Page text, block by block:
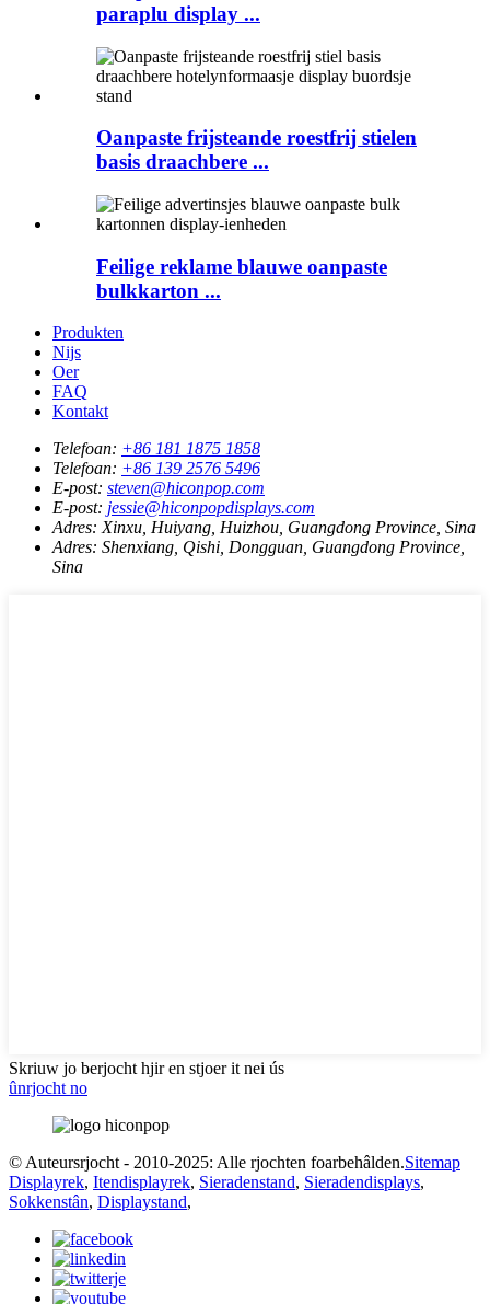
paraplu display ...
Oanpaste frijsteande roestfrij stielen
basis draachbere ...
Feilige reklame blauwe oanpaste
bulkkarton ...
Produkten
Nijs
Oer
FAQ
Kontakt
Telefoan: +86 181 1875 1858
Telefoan: +86 139 2576 5496
E-post: steven@hiconpop.com
E-post: jessie@hiconpopdisplays.com
Adres: Xinxu, Huiyang, Huizhou, Guangdong Province, Sina
Adres: Shenxiang, Qishi, Dongguan, Guangdong Province,
Sina
Skriuw jo berjocht hjir en stjoer it nei ús
ûnrjocht no
© Auteursrjocht - 2010-2025: Alle rjochten foarbehâlden.Sitemap
Displayrek, Itendisplayrek, Sieradenstand, Sieradendisplays,
Sokkenstân, Displaystand,